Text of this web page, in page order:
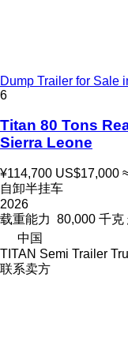
Dump Trailer for Sale
6
Titan 80 Tons
Sierra Leone
¥114,700 US$17,000
自卸半挂车
2026
载重能力 80,000 千克
中国
TITAN Semi Trailer
联系卖方